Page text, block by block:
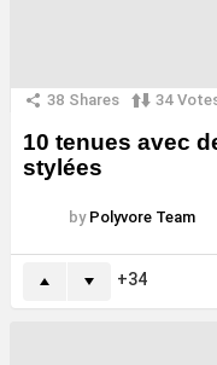
38 Shares 34
10 tenues avec
stylées
by Polyvore Team
34